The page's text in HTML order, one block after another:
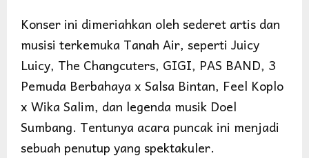
Konser ini dimeriahkan oleh sederet artis dan
musisi terkemuka Tanah Air, seperti Juicy
Luicy, The Changcuters, GIGI, PAS BAND, 3
Pemuda Berbahaya x Salsa Bintan, Feel Koplo
x Wika Salim, dan legenda musik Doel
Sumbang. Tentunya acara puncak ini menjadi
sebuah penutup yang spektakuler.